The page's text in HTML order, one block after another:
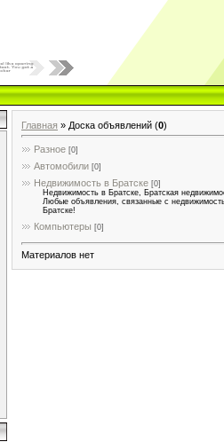
Главная » Доска объявлений (0)
Разное [0]
Автомобили [0]
Недвижимость в Братске [0]
Недвижимость в Братске, Братская
Любые объявления, связанные с
Братске!
Компьютеры [0]
Материалов нет